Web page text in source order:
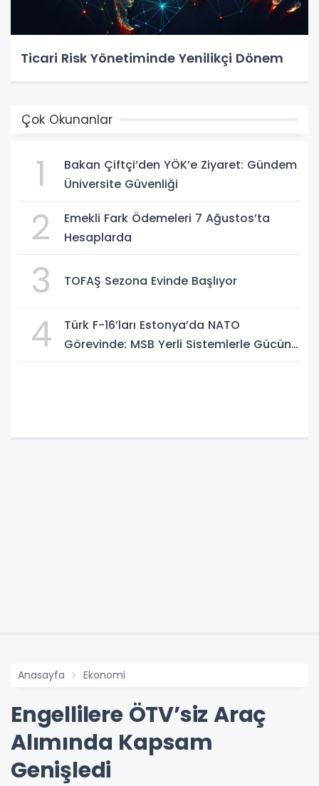
Ticari Risk Yönetiminde Yenilikçi Dönem
Çok Okunanlar
1
Bakan Çiftçi’den YÖK’e Ziyaret: Gündem
Üniversite Güvenliği
2
Emekli Fark Ödemeleri 7 Ağustos’ta
Hesaplarda
3 TOFAŞ Sezona Evinde Başlıyor
4
Türk F-16’ları Estonya’da NATO
Görevinde: MSB Yerli Sistemlerle Gücünü
Anasayfa Ekonomi
Engellilere ÖTV’siz Araç
Alımında Kapsam
Genişledi